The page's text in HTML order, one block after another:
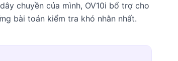
chuyền của mình, OV10i bổ trợ cho
bài toán kiểm tra khó nhằn nhất.